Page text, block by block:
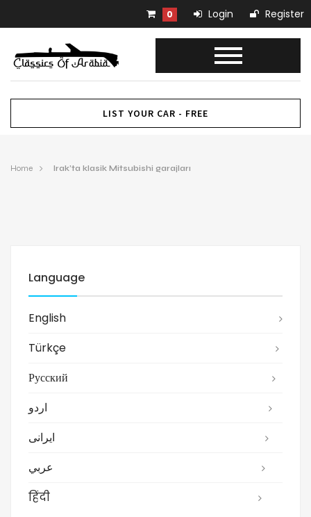
0 Login Register
LIST YOUR CAR - FREE
Home Irak’ta klasik Mitsubishi garajları
Language
English
Türkçe
Русский
اردو
ایرانی
عربي
हिंदी